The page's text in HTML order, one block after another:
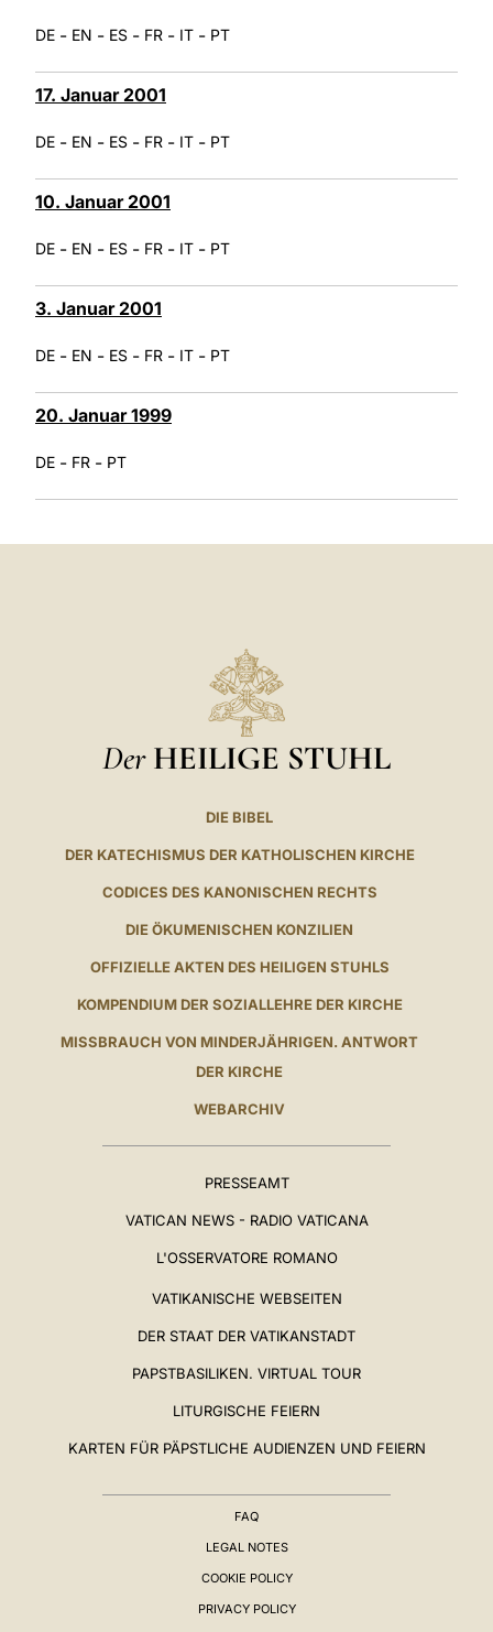
DE - EN - ES - FR - IT - PT
17. Januar 2001
DE - EN - ES - FR - IT - PT
10. Januar 2001
DE - EN - ES - FR - IT - PT
3. Januar 2001
DE - EN - ES - FR - IT - PT
20. Januar 1999
DE - FR - PT
Der HEILIGE STUHL
DIE BIBEL
DER KATECHISMUS DER KATHOLISCHEN KIRCHE
CODICES DES KANONISCHEN RECHTS
DIE ÖKUMENISCHEN KONZILIEN
OFFIZIELLE AKTEN DES HEILIGEN STUHLS
KOMPENDIUM DER SOZIALLEHRE DER KIRCHE
MISSBRAUCH VON MINDERJÄHRIGEN. ANTWORT
DER KIRCHE
WEBARCHIV
PRESSEAMT
VATICAN NEWS - RADIO VATICANA
L'OSSERVATORE ROMANO
VATIKANISCHE WEBSEITEN
DER STAAT DER VATIKANSTADT
PAPSTBASILIKEN. VIRTUAL TOUR
LITURGISCHE FEIERN
KARTEN FÜR PÄPSTLICHE AUDIENZEN UND FEIERN
FAQ
LEGAL NOTES
COOKIE POLICY
PRIVACY POLICY